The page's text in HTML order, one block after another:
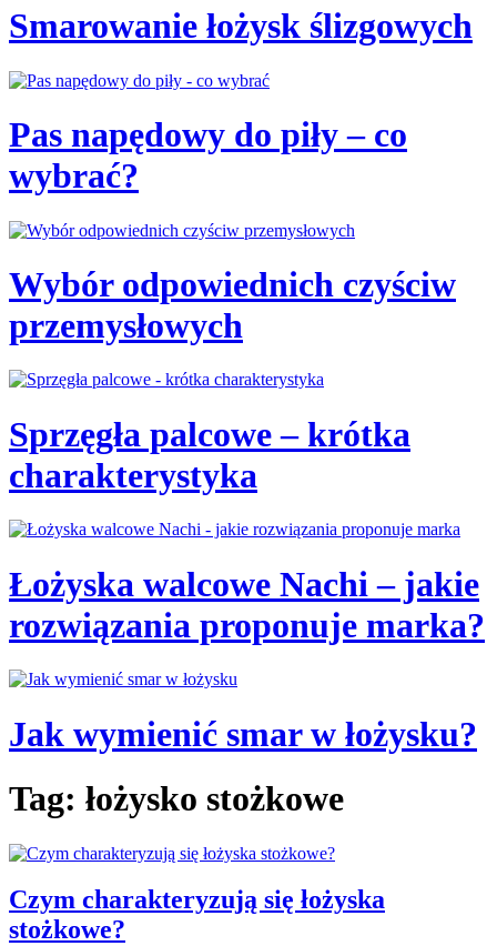
Smarowanie łożysk ślizgowych
Pas napędowy do piły – co
wybrać?
Wybór odpowiednich czyściw
przemysłowych
Sprzęgła palcowe – krótka
charakterystyka
Łożyska walcowe Nachi – jakie
rozwiązania proponuje marka?
Jak wymienić smar w łożysku?
Tag: łożysko stożkowe
Czym charakteryzują się łożyska
stożkowe?